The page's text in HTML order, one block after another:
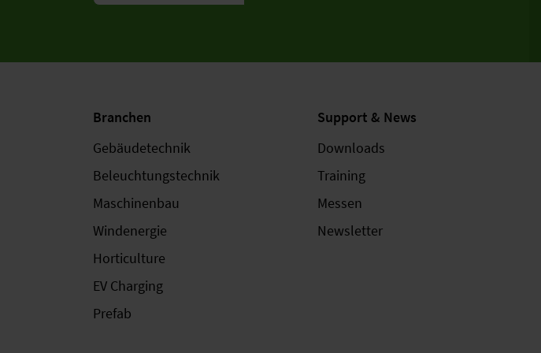
Branchen
Gebäudetechnik
Beleuchtungstechnik
Maschinenbau
Windenergie
Horticulture
EV Charging
Prefab
Support & News
Downloads
Training
Messen
Newsletter